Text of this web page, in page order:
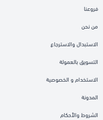
فروعنا
من نحن
الاستبدال والاسترجاع
التسويق بالعمولة
الاستخدام و الخصوصية
المدونة
الشروط والأحكام